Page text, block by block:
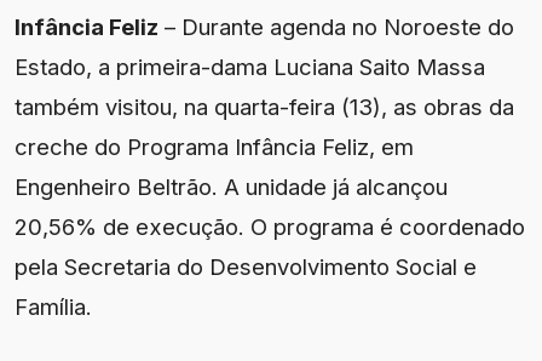
Infância Feliz – Durante agenda no Noroeste do
Estado, a primeira-dama Luciana Saito Massa
também visitou, na quarta-feira (13), as obras da
creche do Programa Infância Feliz, em
Engenheiro Beltrão. A unidade já alcançou
20,56% de execução. O programa é coordenado
pela Secretaria do Desenvolvimento Social e
Família.